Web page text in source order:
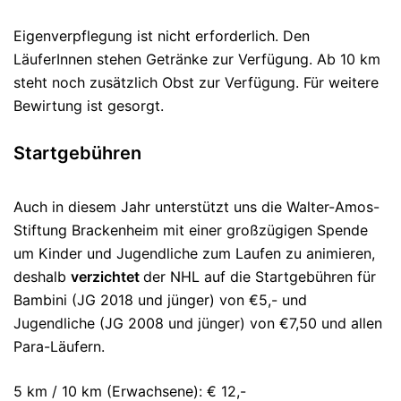
Eigenverpflegung ist nicht erforderlich. Den
LäuferInnen stehen Getränke zur Verfügung. Ab 10 km
steht noch zusätzlich Obst zur Verfügung. Für weitere
Bewirtung ist gesorgt.
Startgebühren
Auch in diesem Jahr unterstützt uns die Walter-Amos-
Stiftung Brackenheim mit einer großzügigen Spende
um Kinder und Jugendliche zum Laufen zu animieren,
deshalb verzichtet der NHL auf die Startgebühren für
Bambini (JG 2018 und jünger) von €5,- und
Jugendliche (JG 2008 und jünger) von €7,50 und allen
Para-Läufern.
5 km / 10 km (Erwachsene): € 12,-